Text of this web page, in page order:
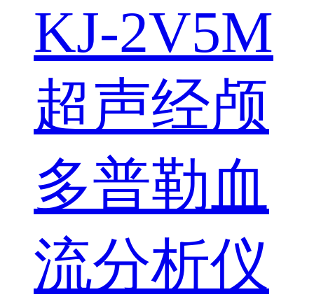
KJ-2V5M
超声经颅
多普勒血
流分析仪